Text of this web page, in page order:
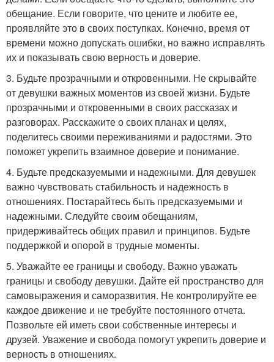
обещание. Если говорите, что цените и любите ее,
проявляйте это в своих поступках. Конечно, время от
времени можно допускать ошибки, но важно исправлять
их и показывать свою верность и доверие.
3. Будьте прозрачными и откровенными. Не скрывайте
от девушки важных моментов из своей жизни. Будьте
прозрачными и откровенными в своих рассказах и
разговорах. Расскажите о своих планах и целях,
поделитесь своими переживаниями и радостями. Это
поможет укрепить взаимное доверие и понимание.
4. Будьте предсказуемыми и надежными. Для девушек
важно чувствовать стабильность и надежность в
отношениях. Постарайтесь быть предсказуемыми и
надежными. Следуйте своим обещаниям,
придерживайтесь общих правил и принципов. Будьте
поддержкой и опорой в трудные моменты.
5. Уважайте ее границы и свободу. Важно уважать
границы и свободу девушки. Дайте ей пространство для
самовыражения и саморазвития. Не контролируйте ее
каждое движение и не требуйте постоянного отчета.
Позвольте ей иметь свои собственные интересы и
друзей. Уважение и свобода помогут укрепить доверие и
верность в отношениях.